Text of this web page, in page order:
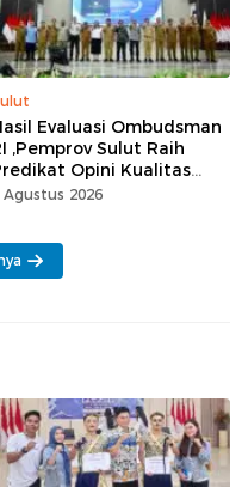
Evaluasi Ombudsman
,Pemprov Sulut Raih
Opini Kualitas
Tanpa
Agustus 2026